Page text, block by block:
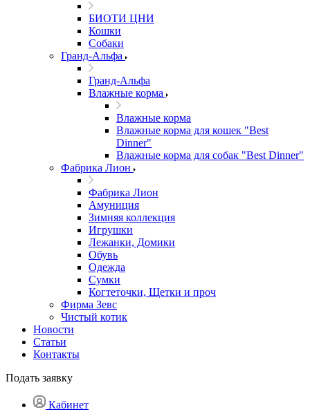
БИОТИ ЦНИ
Кошки
Собаки
Гранд-Альфа
Гранд-Альфа
Влажные корма
Влажные корма
Влажные корма для кошек "Best
Dinner"
Влажные корма для собак "Best Dinner"
Фабрика Лион
Фабрика Лион
Амуниция
Зимняя коллекция
Игрушки
Лежанки, Домики
Обувь
Одежда
Сумки
Когтеточки, Щетки и проч
Фирма Зевс
Чистый котик
Новости
Статьи
Контакты
Подать заявку
Кабинет